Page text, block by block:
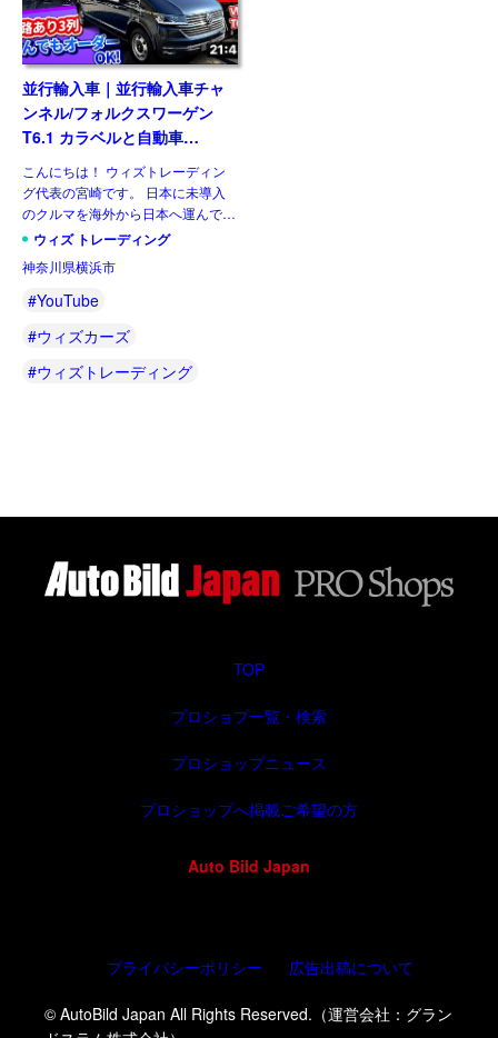
並行輸入車｜並行輸入車チャ
ンネル/フォルクスワーゲン
T6.1 カラベルと自動車
YouTuber ウナ丼さんの動画
に参加！⑭
こんにちは！ ウィズトレーディン
グ代表の宮崎です。 日本に未導入
のクルマを海外から日本へ運んで、
全国のお客様へお届けします。ウィ
運営するYouTube『並行輸入車チャ
ンネル』では、取り扱 […]
ウィズ トレーディング
神奈川県横浜市
#YouTube
#ウィズカーズ
#ウィズトレーディング
TOP
プロショプ一覧・検索
プロショップニュース
プロショップへ掲載ご希望の方
Auto Bild Japan
© AutoBild Japan All Rights Reserved.（運営会社：グラン
プライバシーポリシー 広告出稿について